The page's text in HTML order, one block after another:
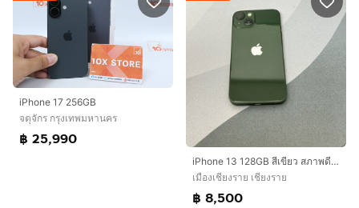
iPhone 17 256GB
จตุจักร กรุงเทพมหานคร
฿ 25,990
iPhone 13 128GB สีเขียว สภาพดี (มือสอง)
เมืองเชียงราย เชียงราย
฿ 8,500